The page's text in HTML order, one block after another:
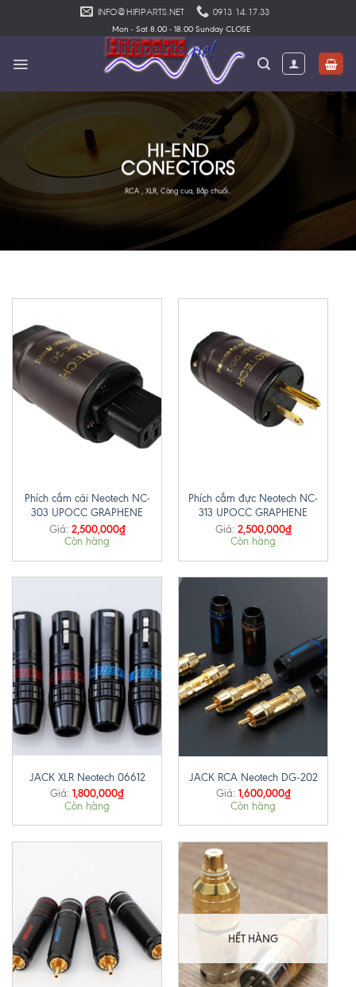
INFO@HIFIPARTS.NET 0913 14.17.33
Mon - Sat 8.00 - 18.00 Sunday CLOSE
HI-END
CONECTORS
RCA , XLR, Càng cua, Bắp chuối..
Phích cắm cái Neotech NC-
303 UPOCC GRAPHENE
Giá: 2,500,000₫
Còn hàng
Phích cắm đực Neotech NC-
313 UPOCC GRAPHENE
Giá: 2,500,000₫
Còn hàng
JACK XLR Neotech 06612
Giá: 1,800,000₫
Còn hàng
JACK RCA Neotech DG-202
Giá: 1,600,000₫
Còn hàng
HẾT HÀNG